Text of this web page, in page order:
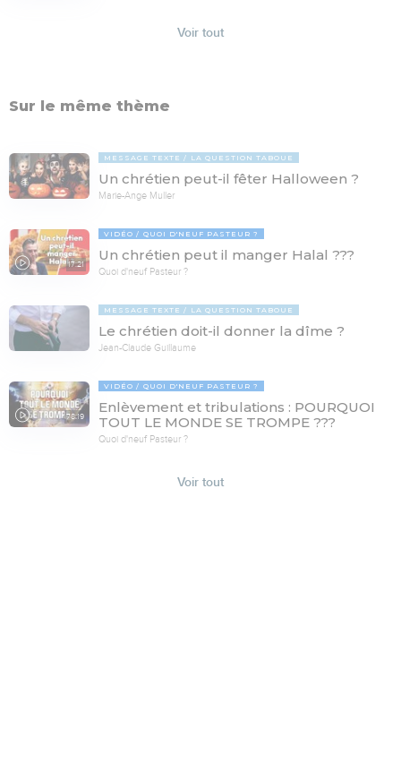
Voir tout
Sur le même thème
MESSAGE TEXTE LA QUESTION TABOUE
Un chrétien peut-il fêter Halloween ?
Marie-Ange Muller
17:21
VIDÉO QUOI D'NEUF PASTEUR ?
Un chrétien peut il manger Halal ???
Quoi d'neuf Pasteur ?
MESSAGE TEXTE LA QUESTION TABOUE
Le chrétien doit-il donner la dîme ?
Jean-Claude Guillaume
78:19
VIDÉO QUOI D'NEUF PASTEUR ?
Enlèvement et tribulations : POURQUOI
TOUT LE MONDE SE TROMPE ???
Quoi d'neuf Pasteur ?
Voir tout